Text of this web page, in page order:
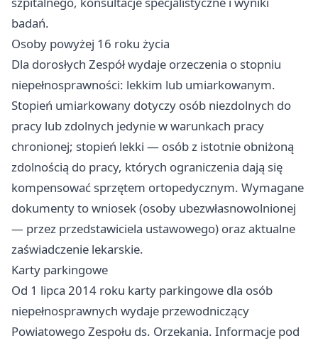
badań.
Osoby powyżej 16 roku życia
Dla dorosłych Zespół wydaje orzeczenia o stopniu
niepełnosprawności: lekkim lub umiarkowanym.
Stopień umiarkowany dotyczy osób niezdolnych do
pracy lub zdolnych jedynie w warunkach pracy
chronionej; stopień lekki — osób z istotnie obniżoną
zdolnością do pracy, których ograniczenia dają się
kompensować sprzętem ortopedycznym. Wymagane
dokumenty to wniosek (osoby ubezwłasnowolnionej
— przez przedstawiciela ustawowego) oraz aktualne
zaświadczenie lekarskie.
Karty parkingowe
Od 1 lipca 2014 roku karty parkingowe dla osób
niepełnosprawnych wydaje przewodniczący
Powiatowego Zespołu ds. Orzekania. Informacje pod